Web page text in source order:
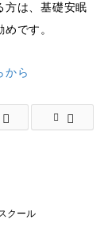
方は、基礎安眠
です。
から
クール